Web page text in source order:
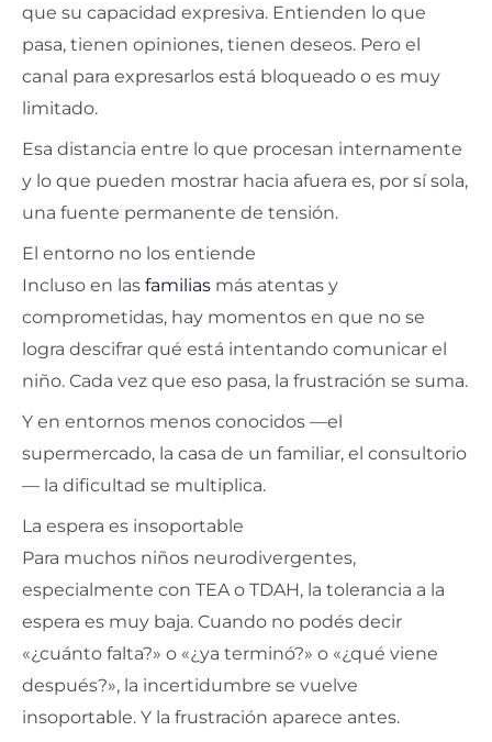
que su capacidad expresiva. Entienden lo que
pasa, tienen opiniones, tienen deseos. Pero el
canal para expresarlos está bloqueado o es muy
limitado.
Esa distancia entre lo que procesan internamente
y lo que pueden mostrar hacia afuera es, por sí sola,
una fuente permanente de tensión.
El entorno no los entiende
Incluso en las familias más atentas y
comprometidas, hay momentos en que no se
logra descifrar qué está intentando comunicar el
niño. Cada vez que eso pasa, la frustración se suma.
Y en entornos menos conocidos —el
supermercado, la casa de un familiar, el consultorio
— la dificultad se multiplica.
La espera es insoportable
Para muchos niños neurodivergentes,
especialmente con TEA o TDAH, la tolerancia a la
espera es muy baja. Cuando no podés decir
«¿cuánto falta?» o «¿ya terminó?» o «¿qué viene
después?», la incertidumbre se vuelve
insoportable. Y la frustración aparece antes.